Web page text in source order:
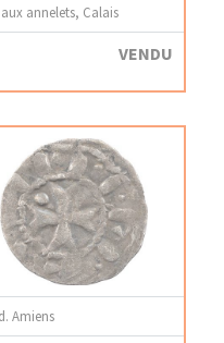
annelets, Calais
VENDU
Amiens